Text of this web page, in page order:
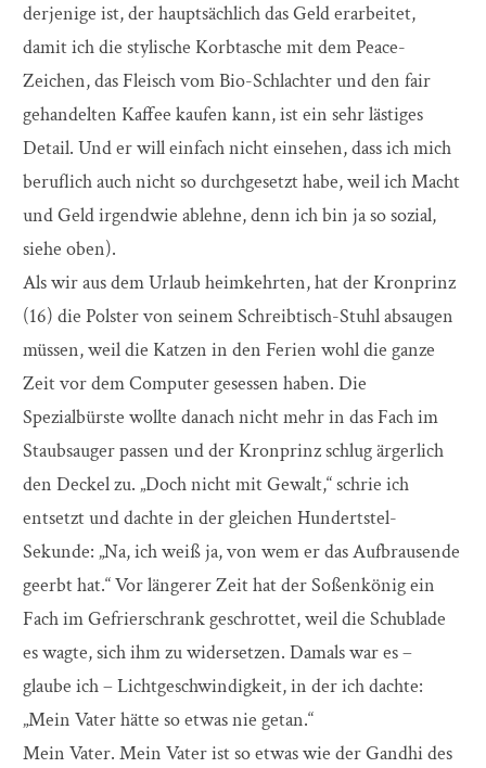
derjenige ist, der hauptsächlich das Geld erarbeitet,
damit ich die stylische Korbtasche mit dem Peace-
Zeichen, das Fleisch vom Bio-Schlachter und den fair
gehandelten Kaffee kaufen kann, ist ein sehr lästiges
Detail. Und er will einfach nicht einsehen, dass ich mich
beruflich auch nicht so durchgesetzt habe, weil ich Macht
und Geld irgendwie ablehne, denn ich bin ja so sozial,
siehe oben).
Als wir aus dem Urlaub heimkehrten, hat der Kronprinz
(16) die Polster von seinem Schreibtisch-Stuhl absaugen
müssen, weil die Katzen in den Ferien wohl die ganze
Zeit vor dem Computer gesessen haben. Die
Spezialbürste wollte danach nicht mehr in das Fach im
Staubsauger passen und der Kronprinz schlug ärgerlich
den Deckel zu. „Doch nicht mit Gewalt,“ schrie ich
entsetzt und dachte in der gleichen Hundertstel-
Sekunde: „Na, ich weiß ja, von wem er das Aufbrausende
geerbt hat.“ Vor längerer Zeit hat der Soßenkönig ein
Fach im Gefrierschrank geschrottet, weil die Schublade
es wagte, sich ihm zu widersetzen. Damals war es –
glaube ich – Lichtgeschwindigkeit, in der ich dachte:
„Mein Vater hätte so etwas nie getan.“
Mein Vater. Mein Vater ist so etwas wie der Gandhi des